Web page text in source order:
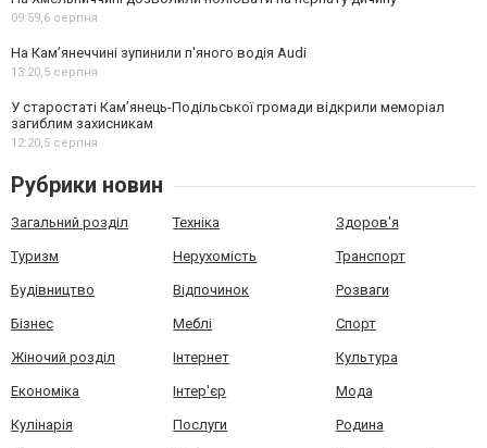
09:59,6 серпня
На Камʼянеччині зупинили п'яного водія Audi
13:20,5 серпня
У старостаті Кам’янець-Подільської громади відкрили меморіал
загиблим захисникам
12:20,5 серпня
Рубрики новин
Загальний розділ Техніка Здоров'я
Туризм Нерухомість Транспорт
Будівництво Відпочинок Розваги
Бізнес Меблі Спорт
Жіночий розділ Інтернет Культура
Економіка Інтер'єр Мода
Кулінарія Послуги Родина